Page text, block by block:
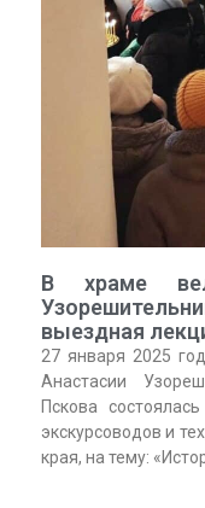
В храме
выездная
27 января 2025
Анастасии
Пскова
экскурсоводов и
края, на тему: